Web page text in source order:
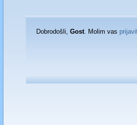
Dobrodošli,Gost. Molim vas